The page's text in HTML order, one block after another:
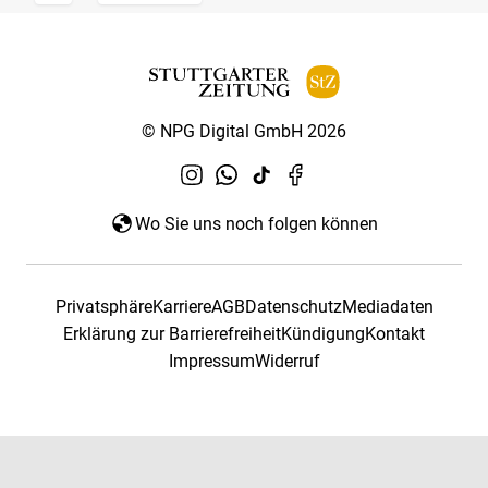
© NPG Digital GmbH 2026
Wo Sie uns noch folgen können
PrivatsphäreKarriereAGBDatenschutzMediadaten
Erklärung zur BarrierefreiheitKündigungKontakt
ImpressumWiderruf